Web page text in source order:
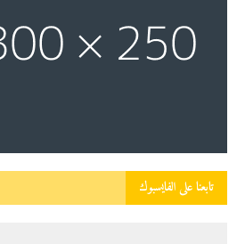
تابعنا على الفايسبوك